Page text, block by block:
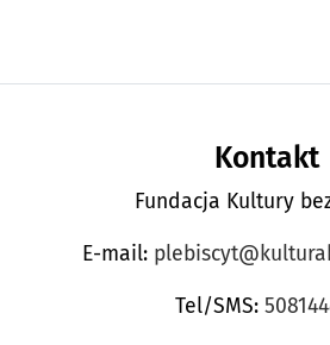
Kontakt
Fundacja Kultury
E-mail:
Tel/SMS: